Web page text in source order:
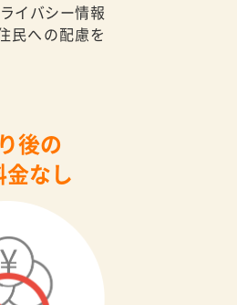
イバシー情報
民への配慮を
後の
なし